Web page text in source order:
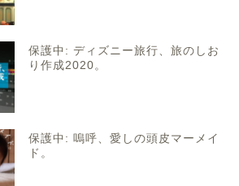
保護中: ディズニー旅行、旅のしお
り作成2020。
保護中: 嗚呼、愛しの頭皮マーメイ
ド。